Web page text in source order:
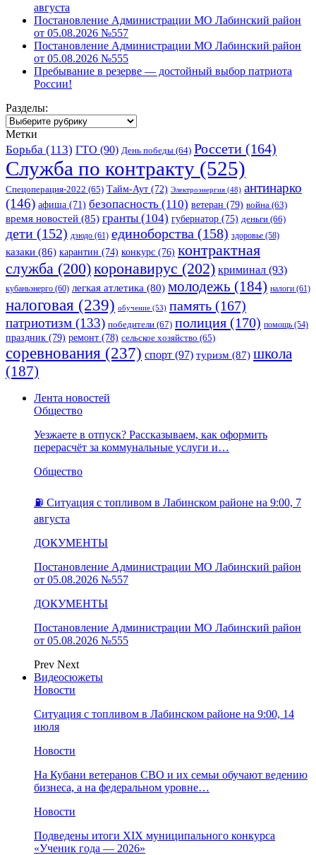
августа
Постановление Администрации МО Лабинский район
от 05.08.2026 №557
Постановление Администрации МО Лабинский район
от 05.08.2026 №555
Пребывание в резерве — достойный выбор патриота
России!
Разделы:
Разделы:
Метки
Борьба (113) ГТО (90) День победы (64) Россети (164)
Служба по контракту (525)
Спецоперация-2022 (65) Тайм-Аут (72) Электроэнергия (48) антинарко
(146) афиша (71) безопасность (110) ветеран (79) война (63)
время новостей (85) гранты (104) губернатор (75) деньги (66)
дети (152) дзюдо (61) единоборства (158) здоровье (58)
казаки (86) карантин (74) конкурс (76) контрактная
служба (200)коронавирус (202) криминал (93)
кубаньэнерго (60) легкая атлетика (80) молодежь (184) налоги (61)
налоговая (239) обучение (53) память (167)
патриотизм (133) победители (67) полиция (170) помощь (54)
праздник (79) ремонт (78) сельское хозяйство (65)
соревнования (237) спорт (97) туризм (87) школа
(187)
Лента новостей
Общество
Уезжаете в отпуск? Рассказываем, как оформить
перерасчёт за коммунальные услуги и…
Общество
⛽️ Ситуация с топливом в Лабинском районе на 9:00, 7
августа
ДОКУМЕНТЫ
Постановление Администрации МО Лабинский район
от 05.08.2026 №557
ДОКУМЕНТЫ
Постановление Администрации МО Лабинский район
от 05.08.2026 №555
Prev Next
Видеосюжеты
Новости
Ситуация с топливом в Лабинском районе на 9:00, 14
июля
Новости
На Кубани ветеранов СВО и их семьи обучают ведению
бизнеса, а на федеральном уровне…
Новости
Подведены итоги XIX муниципального конкурса
«Ученик года — 2026»